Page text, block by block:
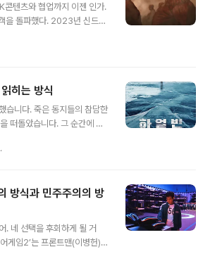
콘텐츠와 협업까지 이젠 인가.
파했다. 2023년 신드롬
무얼 말해주는 걸까. 단독 상
인데다 다른 멀티플렉스에
가박스에서만 방영된다는 점
는 이례적인 성공이라 봐야
성공을 그저 기적이나 우연
히는 방식
습니다. 죽은 동지들의 참담한
떠돌았습니다. 그 순간에 깨
일을 알았습니다. 대한제국
중근(현빈)이 꽁꽁 얼어붙은
장면으로 시작한다. 영화관
이 느껴질 법한 그 광경은 실
. 칼바람이 불어오는 얼음 위
기만 해도 오한이 들 것 같은
음 속을 들여다보게 만든다.
방식과 민주주의의 방
. 네 선택을 후회하게 될 거
게임2’는 프론트맨(이병헌)이
국으로 가려던 기훈(정재)은